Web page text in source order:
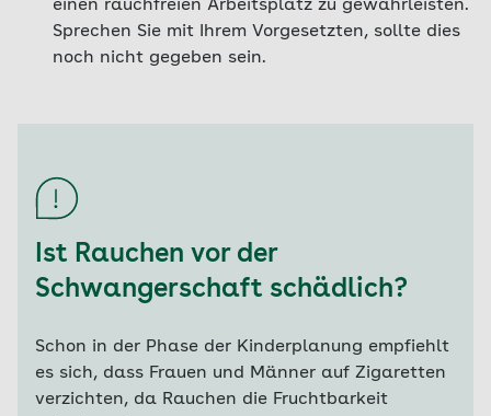
einen rauchfreien Arbeitsplatz zu gewährleisten.
Sprechen Sie mit Ihrem Vorgesetzten, sollte dies
noch nicht gegeben sein.
Ist Rauchen vor der
Schwangerschaft schädlich?
Schon in der Phase der Kinderplanung empfiehlt
es sich, dass Frauen und Männer auf Zigaretten
verzichten, da Rauchen die Fruchtbarkeit